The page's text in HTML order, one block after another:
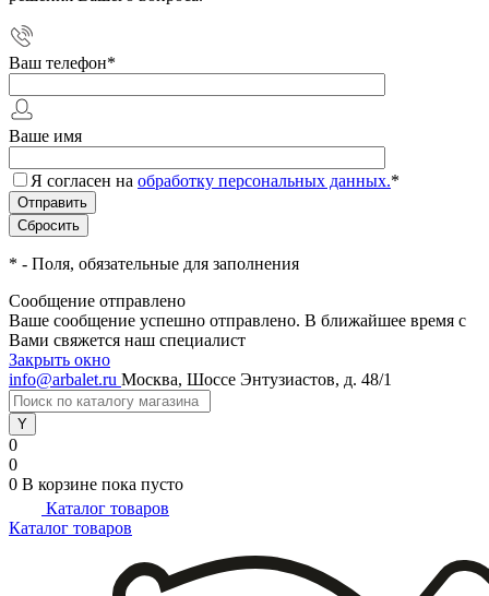
Ваш телефон*
Ваше имя
Я согласен на обработку персональных данных.*
* - Поля, обязательные для заполнения
Сообщение отправлено
Ваше сообщение успешно отправлено. В ближайшее время с
Вами свяжется наш специалист
Закрыть окно
info@arbalet.ru Москва, Шоссе Энтузиастов, д. 48/1
0
0
0 В корзине пока пусто
Каталог товаров
Каталог товаров